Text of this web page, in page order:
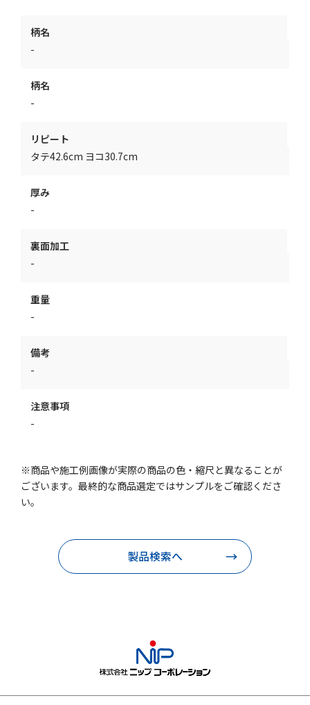
柄名
-
柄名
-
リピート
タテ42.6cm ヨコ30.7cm
厚み
-
裏面加工
-
重量
-
備考
-
注意事項
-
※商品や施工例画像が実際の商品の色・縮尺と異なることが
ございます。最終的な商品選定ではサンプルをご確認くださ
い。
製品検索へ